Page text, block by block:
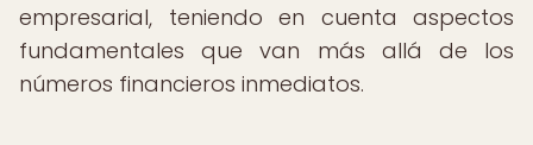
empresarial, teniendo en cuenta aspectos
fundamentales que van más allá de los
números financieros inmediatos.